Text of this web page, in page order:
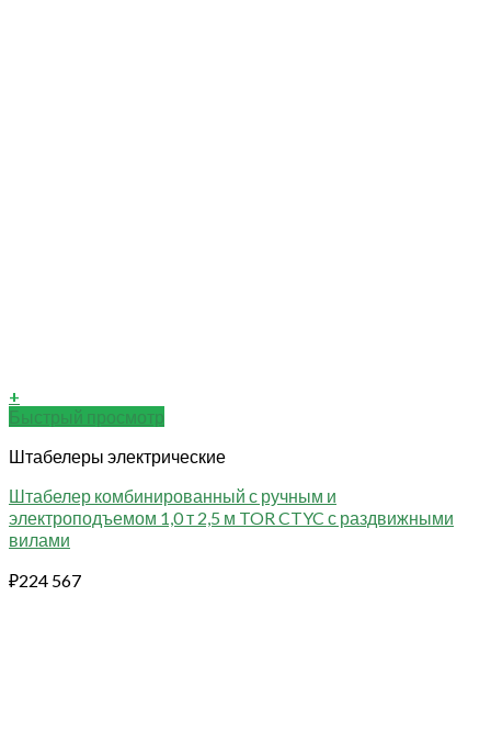
+
Быстрый просмотр
Штабелеры электрические
Штабелер комбинированный с ручным и
электроподъемом 1,0 т 2,5 м TOR CTYC с раздвижными
вилами
₽224 567